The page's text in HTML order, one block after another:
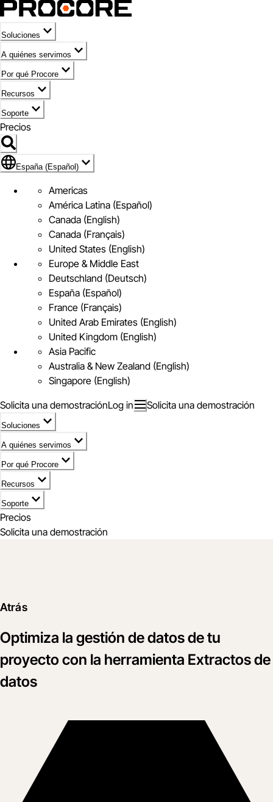
Soluciones
A quiénes servimos
Por qué Procore
Recursos
Soporte
Precios
Icono de marca de España (Español)
España (Español)
Americas
América Latina (Español)
Canada (English)
Canada (Français)
United States (English)
Europe & Middle East
Deutschland (Deutsch)
España (Español)
France (Français)
United Arab Emirates (English)
United Kingdom (English)
Asia Pacific
Australia & New Zealand (English)
Singapore (English)
Solicita una demostraciónLog in Solicita una demostración
Soluciones
A quiénes servimos
Por qué Procore
Recursos
Soporte
Precios
Solicita una demostración
Atrás
Optimiza la gestión de datos de tu
proyecto con la herramienta Extractos de
datos